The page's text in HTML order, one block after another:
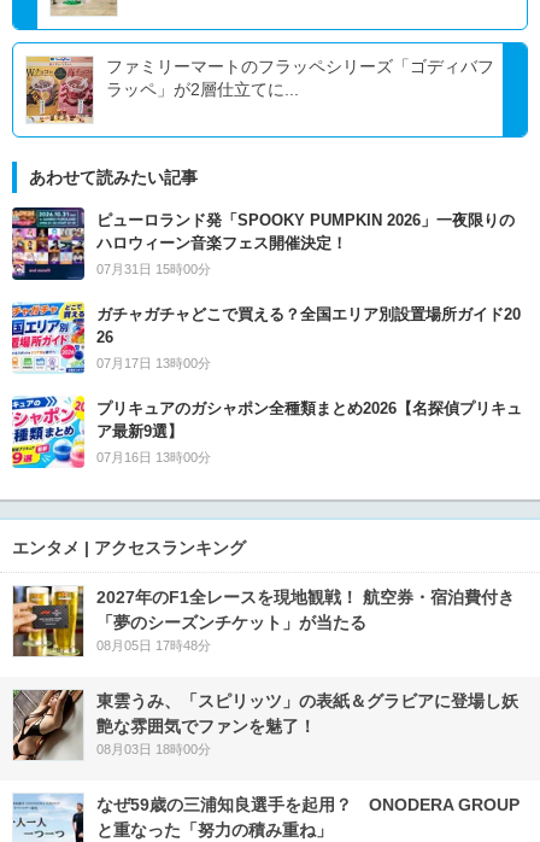
ファミリーマートのフラッペシリーズ「ゴディバフ
ラッペ」が2層仕立てに...
あわせて読みたい記事
ピューロランド発「SPOOKY PUMPKIN 2026」一夜限りの
ハロウィーン音楽フェス開催決定！
07月31日 15時00分
ガチャガチャどこで買える？全国エリア別設置場所ガイド20
26
07月17日 13時00分
プリキュアのガシャポン全種類まとめ2026【名探偵プリキュ
ア最新9選】
07月16日 13時00分
エンタメ | アクセスランキング
2027年のF1全レースを現地観戦！ 航空券・宿泊費付き
「夢のシーズンチケット」が当たる
08月05日 17時48分
東雲うみ、「スピリッツ」の表紙＆グラビアに登場し妖
艶な雰囲気でファンを魅了！
08月03日 18時00分
なぜ59歳の三浦知良選手を起用？ ONODERA GROUP
と重なった「努力の積み重ね」